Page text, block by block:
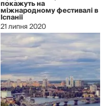
покажуть на
міжнародному фестивалі в
Іспанії
21 липня 2020